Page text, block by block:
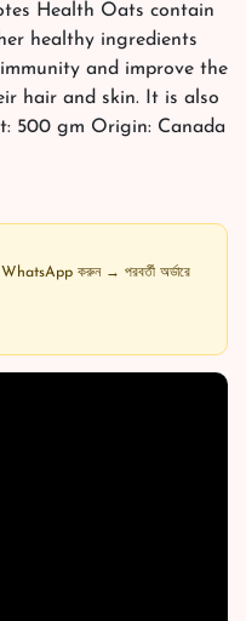
Health Oats contain
healthy ingredients
and improve the
hair and skin. It is also
500 gm Origin: Canada
করুন → পরবর্তী অর্ডারে